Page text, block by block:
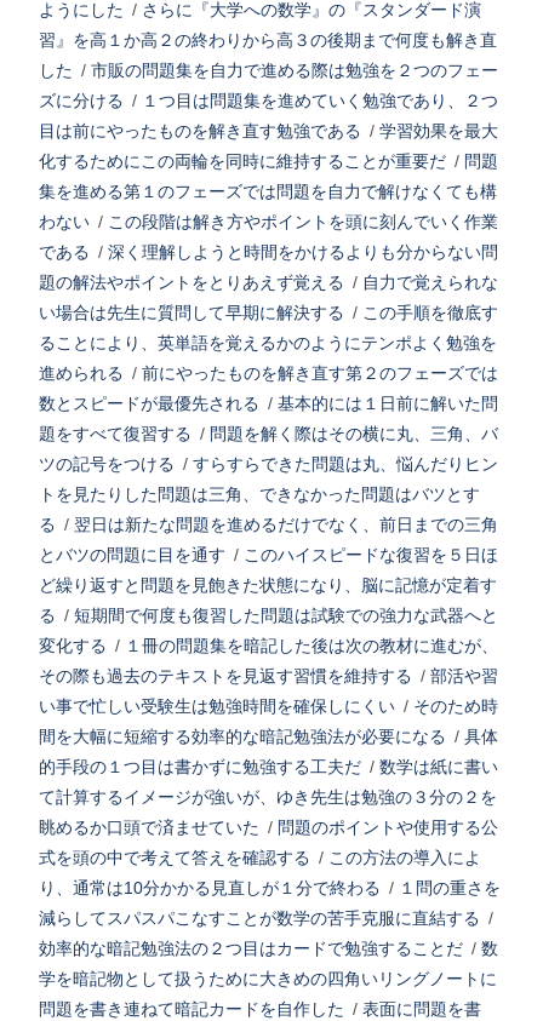
ようにした / さらに『大学への数学』の『スタンダード演
習』を高１か高２の終わりから高３の後期まで何度も解き直
した / 市販の問題集を自力で進める際は勉強を２つのフェー
ズに分ける / １つ目は問題集を進めていく勉強であり、２つ
目は前にやったものを解き直す勉強である / 学習効果を最大
化するためにこの両輪を同時に維持することが重要だ / 問題
集を進める第１のフェーズでは問題を自力で解けなくても構
わない / この段階は解き方やポイントを頭に刻んでいく作業
である / 深く理解しようと時間をかけるよりも分からない問
題の解法やポイントをとりあえず覚える / 自力で覚えられな
い場合は先生に質問して早期に解決する / この手順を徹底す
ることにより、英単語を覚えるかのようにテンポよく勉強を
進められる / 前にやったものを解き直す第２のフェーズでは
数とスピードが最優先される / 基本的には１日前に解いた問
題をすべて復習する / 問題を解く際はその横に丸、三角、バ
ツの記号をつける / すらすらできた問題は丸、悩んだりヒン
トを見たりした問題は三角、できなかった問題はバツとす
る / 翌日は新たな問題を進めるだけでなく、前日までの三角
とバツの問題に目を通す / このハイスピードな復習を５日ほ
ど繰り返すと問題を見飽きた状態になり、脳に記憶が定着す
る / 短期間で何度も復習した問題は試験での強力な武器へと
変化する / １冊の問題集を暗記した後は次の教材に進むが、
その際も過去のテキストを見返す習慣を維持する / 部活や習
い事で忙しい受験生は勉強時間を確保しにくい / そのため時
間を大幅に短縮する効率的な暗記勉強法が必要になる / 具体
的手段の１つ目は書かずに勉強する工夫だ / 数学は紙に書い
て計算するイメージが強いが、ゆき先生は勉強の３分の２を
眺めるか口頭で済ませていた / 問題のポイントや使用する公
式を頭の中で考えて答えを確認する / この方法の導入によ
り、通常は10分かかる見直しが１分で終わる / １問の重さを
減らしてスパスパこなすことが数学の苦手克服に直結する /
効率的な暗記勉強法の２つ目はカードで勉強することだ / 数
学を暗記物として扱うために大きめの四角いリングノートに
問題を書き連ねて暗記カードを自作した / 表面に問題を書